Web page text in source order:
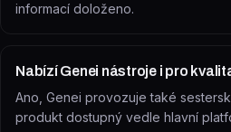
informací doloženo.
Nabízí Genei nástroje i pro
Ano, Genei provozuje také
produkt dostupný vedle hlavní